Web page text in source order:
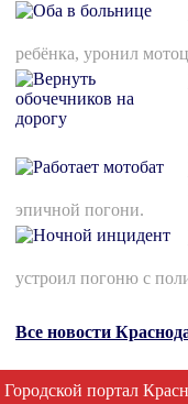
ребёнка, уронил
эпичной погони.
устроил погоню с
Все новости
Городской портал